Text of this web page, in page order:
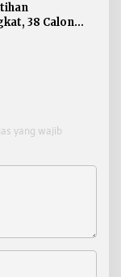
38 Calon
yang wajib